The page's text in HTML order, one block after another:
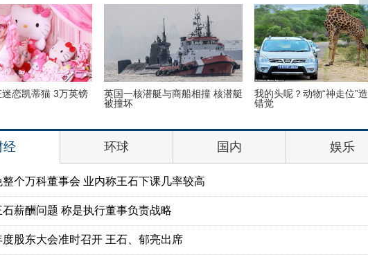
猫 3万英镑
英国一核潜艇与商船相撞 核潜艇
我的头呢？动物“神走位”造视觉
经 环球 国内 娱乐
个万科董事会 业内称王石下课几率较高
薪酬问题 称是执行董事负责战略
度股东大会准时召开 王石、郁亮出席